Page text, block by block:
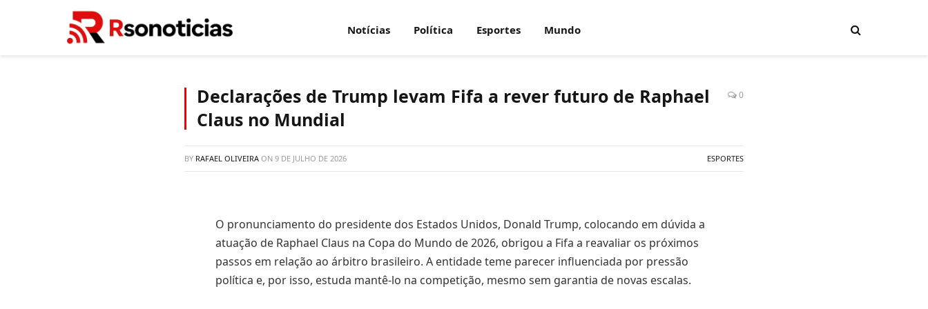
Notícias Política Esportes Mundo
Declarações de Trump levam Fifa a rever futuro de Raphael
Claus no Mundial
0
BY RAFAEL OLIVEIRA ON 9 DE JULHO DE 2026 ESPORTES
O pronunciamento do presidente dos Estados Unidos, Donald Trump, colocando em dúvida a
atuação de Raphael Claus na Copa do Mundo de 2026, obrigou a Fifa a reavaliar os próximos
passos em relação ao árbitro brasileiro. A entidade teme parecer influenciada por pressão
política e, por isso, estuda mantê-lo na competição, mesmo sem garantia de novas escalas.